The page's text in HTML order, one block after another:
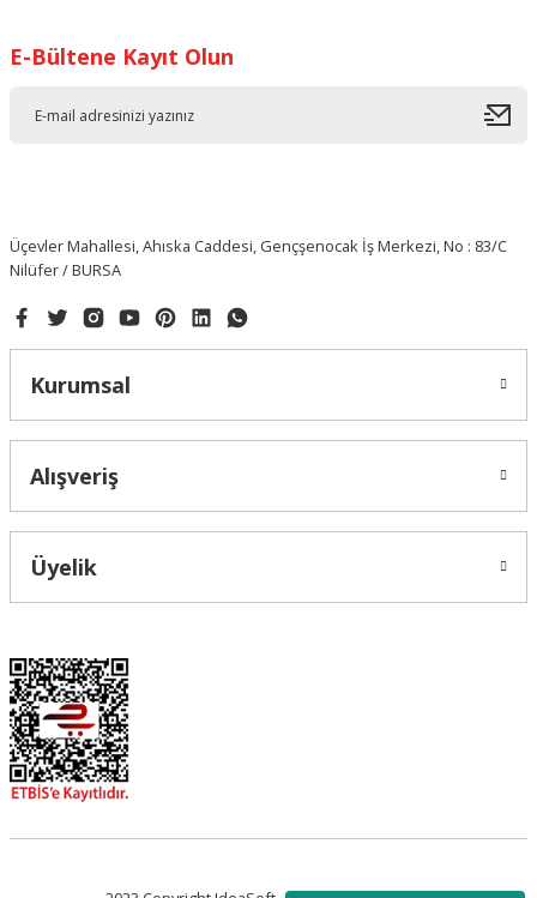
E-Bültene Kayıt Olun
Üçevler Mahallesi, Ahıska Caddesi, Gençşenocak İş Merkezi, No : 83/C
Nilüfer / BURSA
Kurumsal
Alışveriş
Üyelik